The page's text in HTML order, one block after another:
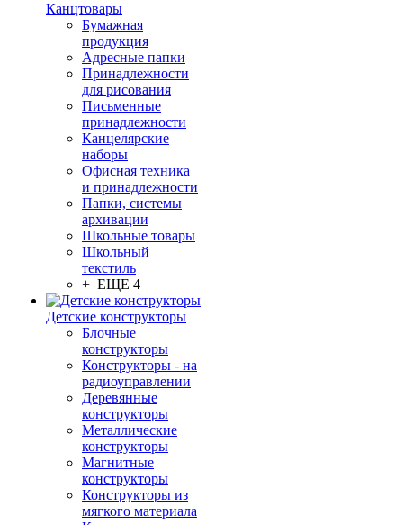
Канцтовары
Бумажная
продукция
Адресные папки
Принадлежности
для рисования
Письменные
принадлежности
Канцелярские
наборы
Офисная техника
и принадлежности
Папки, системы
архивации
Школьные товары
Школьный
текстиль
+ ЕЩЕ 4
Детские конструкторы
Блочные
конструкторы
Конструкторы - на
радиоуправлении
Деревянные
конструкторы
Металлические
конструкторы
Магнитные
конструкторы
Конструкторы из
мягкого материала